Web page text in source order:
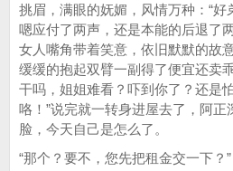
挑眉，满眼的妩媚，风情万种：“好
嗯应付了两声，还是本能的后退了
女人嘴角带着笑意，依旧默默的故
缓缓的抱起双臂一副得了便宜还卖
干吗，姐姐难看？吓到你了？还是
咯！”说完就一转身进屋去了，阿
脸，今天自己是怎么了。
“那个？要不，您先把租金交一下？”